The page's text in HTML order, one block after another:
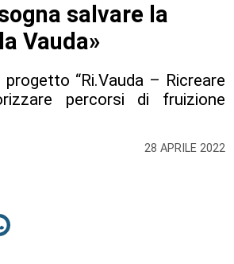
28 APRILE 2022
salvare la
Vauda»
“Ri.Vauda – Ricreare
percorsi di fruizione